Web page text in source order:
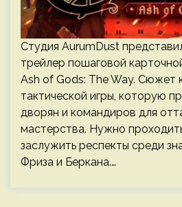
Студия AurumDust
трейлер пошаговой
Ash of Gods: The Way. Сюжет
тактической игры, которую
дворян и командиров для
мастерства. Нужно
заслужить респекты среди
Фриза и Беркана.…